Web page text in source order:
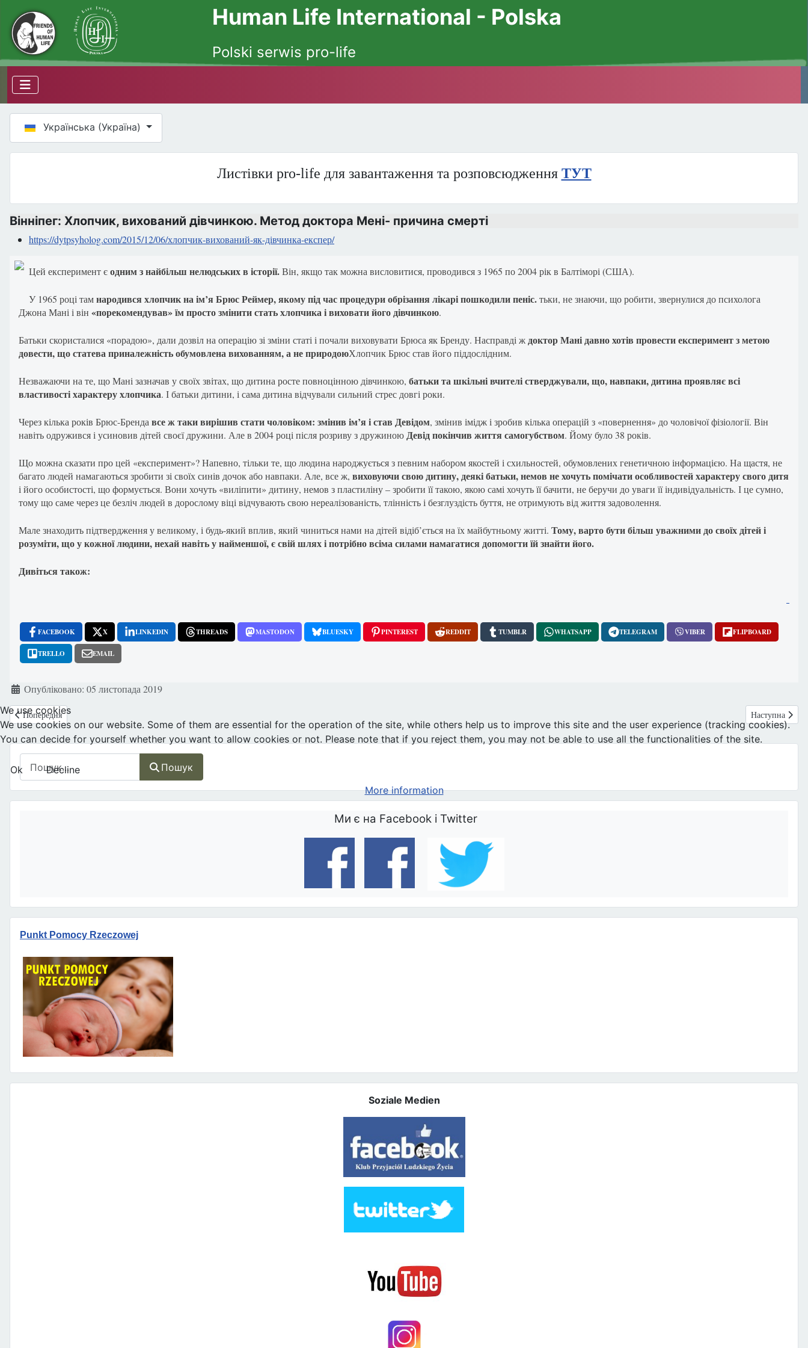
Human Life International - Polska
Polski serwis pro-life
Пошук
Ми є на Facebook і Twitter
Punkt Pomocy Rzeczowej
Soziale Medien
Оберіть свою мову
Українська (Україна)
Листівки pro-life для завантаження та розповсюдження ТУТ
Вінніпег: Хлопчик, вихований дівчинкою. Метод доктора Мені- причина смерті
https://dytpsyholog.com/2015/12/06/хлопчик-вихований-як-дівчинка-експер/
Цей експеримент єодним з найбільш нелюдських в історії.Він, якщо так можна висловитися, проводився з 1965 по 2004 рік в Балтіморі (США).
У 1965 році тамнародився хлопчик на ім’я Брюс Реймер, якому під час процедури обрізання лікарі пошкодили пеніс.тьки, не знаючи, що робити, звернулися до психолога
Джона Мані і він «порекомендував» їм просто змінити стать хлопчика і виховати його дівчинкою.
Батьки скористалися «порадою», дали дозвіл на операцію зі зміни статі і почали виховувати Брюса як Бренду. Насправді ждоктор Мані давно хотів провести експеримент з метою
довести, що статева приналежність обумовлена вихованням, а не природоюХлопчик Брюс став його піддослідним.
Незважаючи на те, що Мані зазначав у своїх звітах, що дитина росте повноцінною дівчинкою, батьки та шкільні вчителі стверджували, що, навпаки, дитина проявляє всі
властивості характеру хлопчика. І батьки дитини, і сама дитина відчували сильний стрес довгі роки.
Через кілька років Брюс-Бренда все ж таки вирішив стати чоловіком: змінив ім’я і став Девідом, змінив імідж і зробив кілька операцій з «повернення» до чоловічої фізіології. Він
навіть одружився і усиновив дітей своєї дружини. Але в 2004 році після розриву з дружиноюДевід покінчив життя самогубством. Йому було 38 років.
Що можна сказати про цей «експеримент»? Напевно, тільки те, що людина народжується з певним набором якостей і схильностей, обумовлених генетичною інформацією. На щастя, не
багато людей намагаються зробити зі своїх синів дочок або навпаки. Але, все ж, виховуючи свою дитину, деякі батьки, немов не хочуть помічати особливостей характеру свого дитя
і його особистості, що формується. Вони хочуть «виліпити» дитину, немов з пластиліну – зробити її такою, якою самі хочуть її бачити, не беручи до уваги її індивідуальність. І це сумно,
тому що саме через це безліч людей в дорослому віці відчувають свою нереалізованість, тлінність і безглуздість буття, не отримують від життя задоволення.
Мале знаходить підтвердження у великому, і будь-який вплив, який чиниться нами на дітей відіб’ється на їх майбутньому житті. Тому, варто бути більш уважними до своїх дітей і
розуміти, що у кожної людини, нехай навіть у найменшої, є свій шлях і потрібно всімасилами намагатися допомогти їй знайти його.
Дивіться також:
FACEBOOK X LINKEDIN THREADS MASTODON BLUESKY PINTEREST REDDIT TUMBLR WHATSAPP TELEGRAM VIBER FLIPBOARD
TRELLO EMAIL
ДеталіОпубліковано: 05 листопада 2019
Попередня стаття: Дональд Трамп заявив про зміну регламенту Барака Обами щодо сприяння усиновленню дітей одностатевими парами
Попередня Наступна
Наступна
We use cookies
We use cookies on our website. Some of them are essential for the operation of the site, while others help us to improve this site and the user experience (tracking cookies).
You can decide for yourself whether you want to allow cookies or not. Please note that if you reject them, you may not be able to use all the functionalities of the site.
Ok
Decline
More information